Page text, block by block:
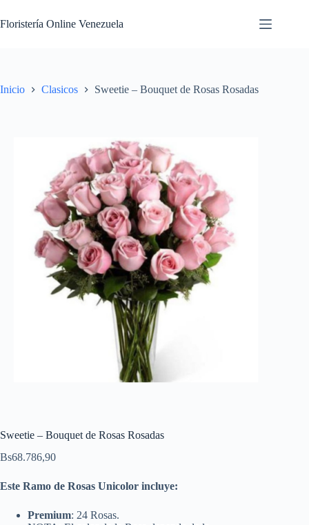
Floristería Online Venezuela
Inicio Clasicos Sweetie – Bouquet de Rosas Rosadas
Sweetie – Bouquet de Rosas Rosadas
Bs68.786,90
Este Ramo de Rosas Unicolor incluye:
Premium: 24 Rosas.